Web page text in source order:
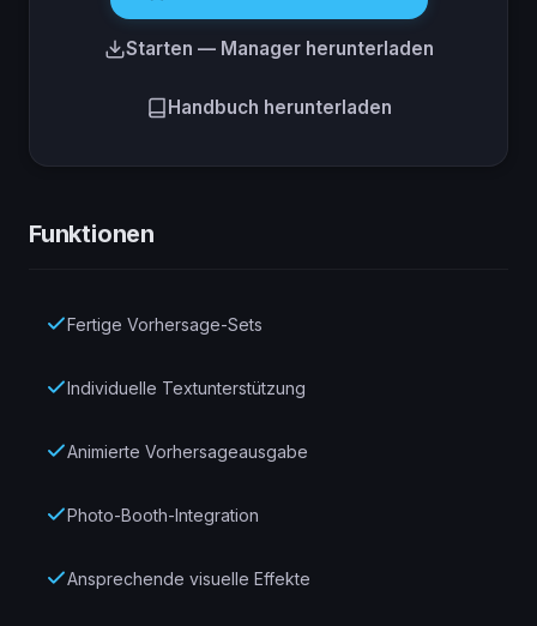
Starten — Manager herunterladen
Handbuch herunterladen
Funktionen
Fertige Vorhersage-Sets
Individuelle Textunterstützung
Animierte Vorhersageausgabe
Photo-Booth-Integration
Ansprechende visuelle Effekte